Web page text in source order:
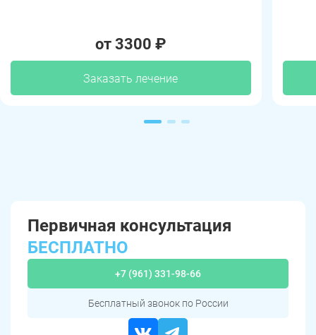
от 3300 ₽
Заказать лечение
Первичная консультация
БЕСПЛАТНО
+7 (961) 331-98-66
Бесплатный звонок по России